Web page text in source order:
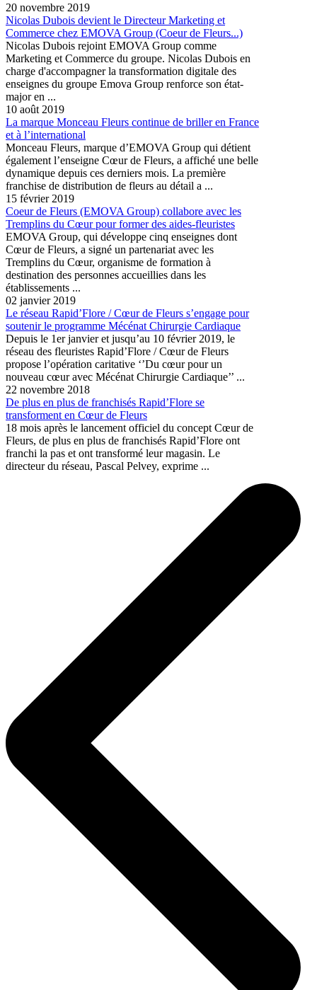
20 novembre 2019
Nicolas Dubois devient le Directeur Marketing et
Commerce chez EMOVA Group (Coeur de Fleurs...)
Nicolas Dubois rejoint EMOVA Group comme
Marketing et Commerce du groupe. Nicolas Dubois en
charge d'accompagner la transformation digitale des
enseignes du groupe Emova Group renforce son état-
major en ...
10 août 2019
La marque Monceau Fleurs continue de briller en France
et à l’international
Monceau Fleurs, marque d’EMOVA Group qui détient
également l’enseigne Cœur de Fleurs, a affiché une belle
dynamique depuis ces derniers mois. La première
franchise de distribution de fleurs au détail a ...
15 février 2019
Coeur de Fleurs (EMOVA Group) collabore avec les
Tremplins du Cœur pour former des aides-fleuristes
EMOVA Group, qui développe cinq enseignes dont
Cœur de Fleurs, a signé un partenariat avec les
Tremplins du Cœur, organisme de formation à
destination des personnes accueillies dans les
établissements ...
02 janvier 2019
Le réseau Rapid’Flore / Cœur de Fleurs s’engage pour
soutenir le programme Mécénat Chirurgie Cardiaque
Depuis le 1er janvier et jusqu’au 10 février 2019, le
réseau des fleuristes Rapid’Flore / Cœur de Fleurs
propose l’opération caritative ‘’Du cœur pour un
nouveau cœur avec Mécénat Chirurgie Cardiaque’’ ...
22 novembre 2018
De plus en plus de franchisés Rapid’Flore se
transforment en Cœur de Fleurs
18 mois après le lancement officiel du concept Cœur de
Fleurs, de plus en plus de franchisés Rapid’Flore ont
franchi la pas et ont transformé leur magasin. Le
directeur du réseau, Pascal Pelvey, exprime ...